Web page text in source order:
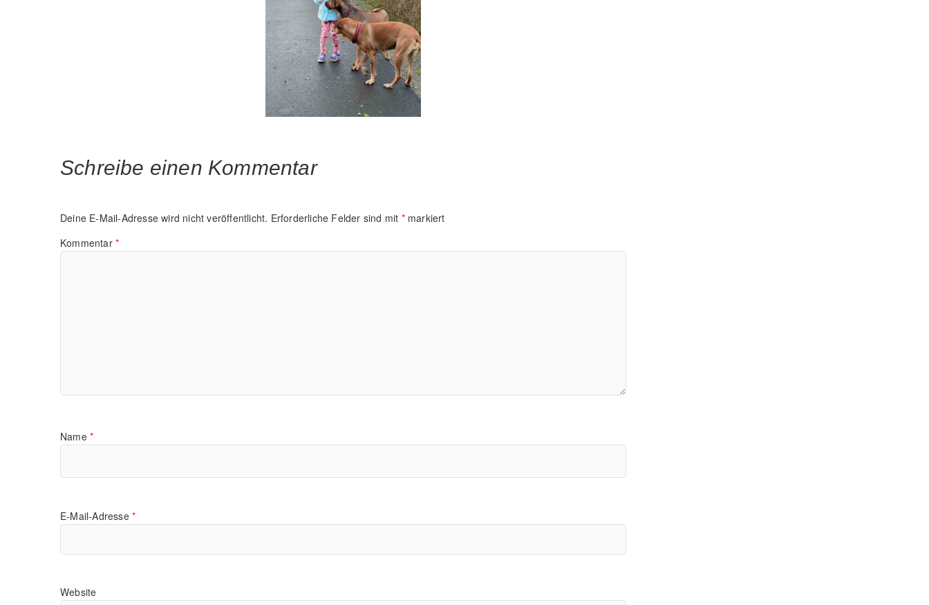
Schreibe einen Kommentar
Deine E-Mail-Adresse wird nicht veröffentlicht. Erforderliche Felder sind mit *markiert
Kommentar *
Name *
E-Mail-Adresse *
Website